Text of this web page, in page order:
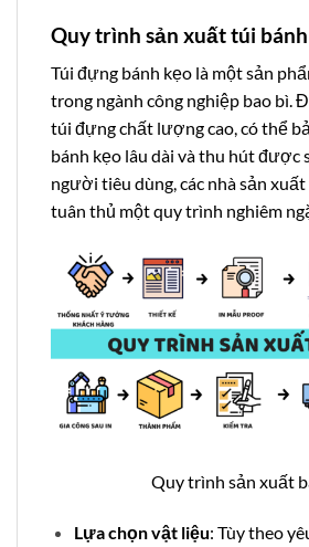
Quy trình sản xuất túi
Túi đựng bánh kẹo là một sản
trong ngành công nghiệp bao bì.
túi đựng chất lượng cao, có thể
bánh kẹo lâu dài và thu hút được
người tiêu dùng, các nhà sản
tuân thủ một quy trình nghiêm
Quy trình sản xuất
Lựa chọn vật liệu: Tùy theo